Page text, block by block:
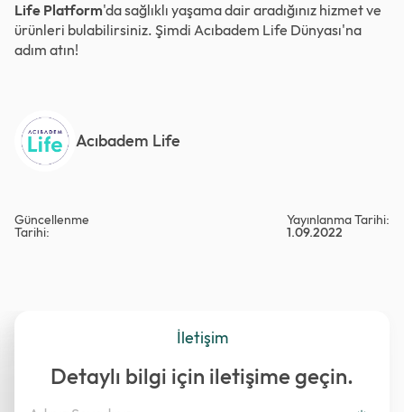
Life Platform'da sağlıklı yaşama dair aradığınız hizmet ve
ürünleri bulabilirsiniz. Şimdi Acıbadem Life Dünyası'na
adım atın!
Acıbadem Life
Güncellenme
Tarihi:
Yayınlanma Tarihi:
1.09.2022
İletişim
Detaylı bilgi için iletişime geçin.